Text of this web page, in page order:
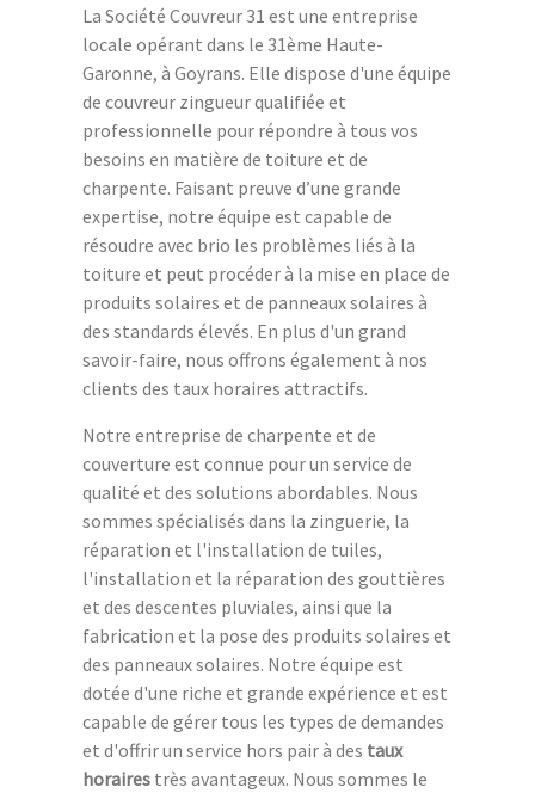
La Société Couvreur 31 est une entreprise
locale opérant dans le 31ème Haute-
Garonne, à Goyrans. Elle dispose d'une équipe
de couvreur zingueur qualifiée et
professionnelle pour répondre à tous vos
besoins en matière de toiture et de
charpente. Faisant preuve d’une grande
expertise, notre équipe est capable de
résoudre avec brio les problèmes liés à la
toiture et peut procéder à la mise en place de
produits solaires et de panneaux solaires à
des standards élevés. En plus d'un grand
savoir-faire, nous offrons également à nos
clients des taux horaires attractifs.
Notre entreprise de charpente et de
couverture est connue pour un service de
qualité et des solutions abordables. Nous
sommes spécialisés dans la zinguerie, la
réparation et l'installation de tuiles,
l'installation et la réparation des gouttières
et des descentes pluviales, ainsi que la
fabrication et la pose des produits solaires et
des panneaux solaires. Notre équipe est
dotée d'une riche et grande expérience et est
capable de gérer tous les types de demandes
et d'offrir un service hors pair à des taux
horaires très avantageux. Nous sommes le